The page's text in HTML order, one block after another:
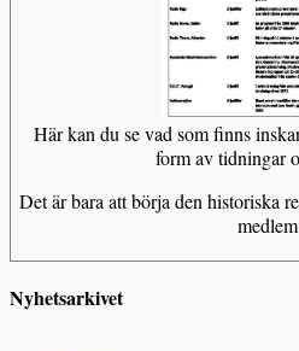
Här kan du se vad som finns
form av tidningar
Det är bara att börja den historiska
Nyhetsarkivet